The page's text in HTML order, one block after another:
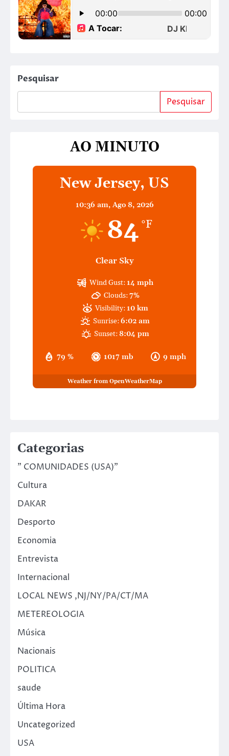
Pesquisar
Pesquisar
AO MINUTO
New Jersey, US
10:36 am, Ago 8, 2026
84 °F
Clear Sky
79 % 1017 mb 9 mph
Wind Gust: 14 mph
Clouds:7%
Visibility: 10 km
Sunrise:6:02 am
Sunset:8:04 pm
Weather from OpenWeatherMap
Categorias
" COMUNIDADES (USA)"
Cultura
DAKAR
Desporto
Economia
Entrevista
Internacional
LOCAL NEWS ,NJ/NY/PA/CT/MA
METEREOLOGIA
Música
Nacionais
POLITICA
saude
Última Hora
Uncategorized
USA